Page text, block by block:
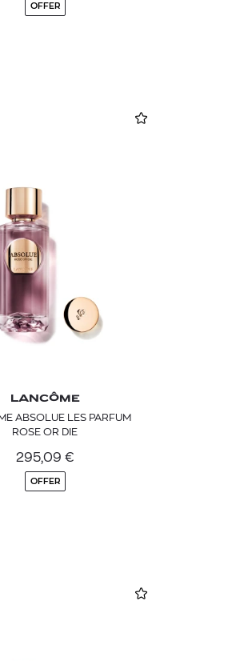
OFFER
LANCÔME
ABSOLUE LES PARFUM
ROSE OR DIE
295,09 €
OFFER